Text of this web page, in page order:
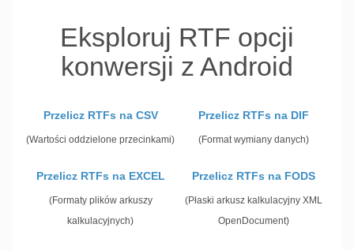
Eksploruj RTF opcji
konwersji z Android
Przelicz RTFs na CSV
(Wartości oddzielone przecinkami)
Przelicz RTFs na DIF
(Format wymiany danych)
Przelicz RTFs na EXCEL
(Formaty plików arkuszy
kalkulacyjnych)
Przelicz RTFs na FODS
(Płaski arkusz kalkulacyjny XML
OpenDocument)